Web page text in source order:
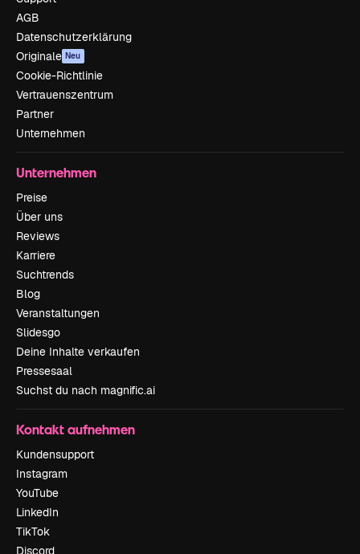
AGB
Datenschutzerklärung
Originale Neu
Cookie-Richtlinie
Vertrauenszentrum
Partner
Unternehmen
Unternehmen
Preise
Über uns
Reviews
Karriere
Suchtrends
Blog
Veranstaltungen
Slidesgo
Deine Inhalte verkaufen
Pressesaal
Suchst du nach magnific.ai
Kontakt aufnehmen
Kundensupport
Instagram
YouTube
LinkedIn
TikTok
Discord